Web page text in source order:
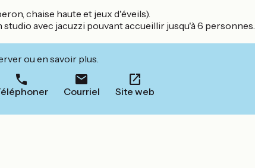
chaise haute et jeux d'éveils).
studio avec jacuzzi pouvant accueillir jusqu'à 6 personnes.
ou en savoir plus.
Courriel Site web